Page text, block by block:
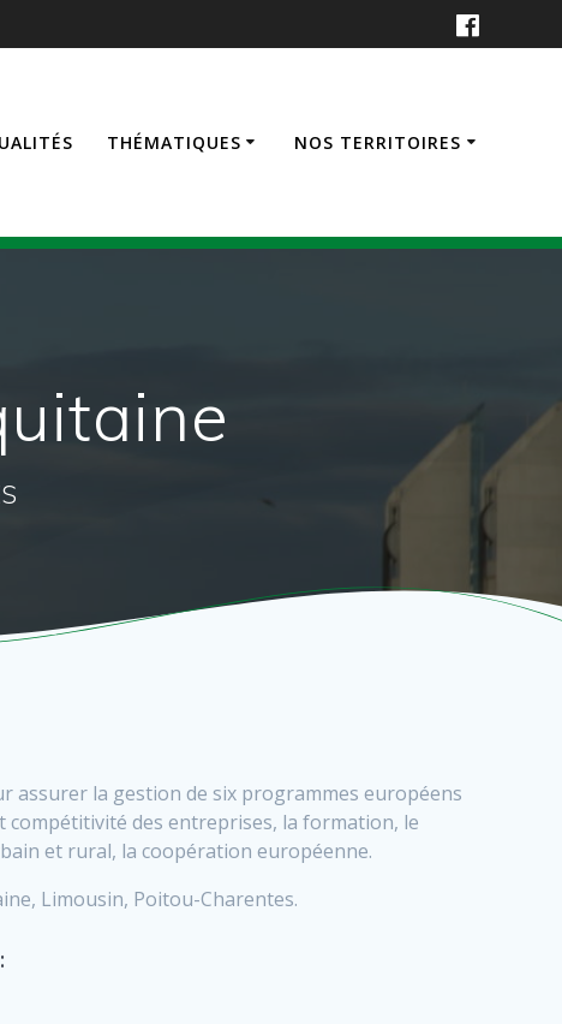
THÉMATIQUES NOS TERRITOIRES
assurer la gestion de six programmes européens
compétitivité des entreprises, la formation, le
et rural, la coopération européenne.
Limousin, Poitou-Charentes.